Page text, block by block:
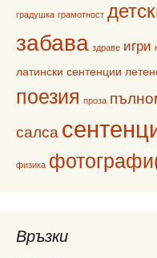
градушка грамотност
забава здраве игри
латински сентенции
поезия проза
салса
физика
Връзки